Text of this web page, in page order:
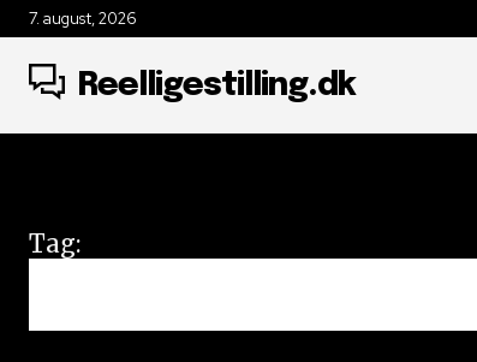
7. august, 2026
Reelligestilling.dk
Tag: